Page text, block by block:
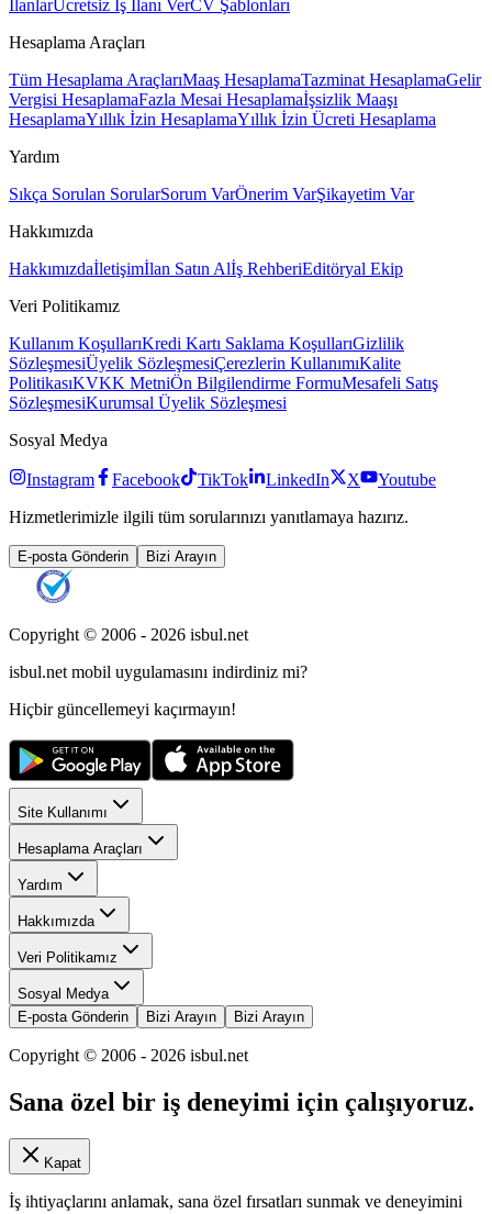
İlanlarÜcretsiz İş İlanı VerCV Şablonları
Hesaplama Araçları
Tüm Hesaplama AraçlarıMaaş HesaplamaTazminat HesaplamaGelir
Vergisi HesaplamaFazla Mesai Hesaplamaİşsizlik Maaşı
HesaplamaYıllık İzin HesaplamaYıllık İzin Ücreti Hesaplama
Yardım
Sıkça Sorulan SorularSorum VarÖnerim VarŞikayetim Var
Hakkımızda
Hakkımızdaİletişimİlan Satın Alİş RehberiEditöryal Ekip
Veri Politikamız
Kullanım KoşullarıKredi Kartı Saklama KoşullarıGizlilik
SözleşmesiÜyelik SözleşmesiÇerezlerin KullanımıKalite
PolitikasıKVKK MetniÖn Bilgilendirme FormuMesafeli Satış
SözleşmesiKurumsal Üyelik Sözleşmesi
Sosyal Medya
Instagram Facebook TikTok LinkedIn X
Youtube
Hizmetlerimizle ilgili tüm sorularınızı yanıtlamaya hazırız.
E-posta Gönderin Bizi Arayın
Copyright © 2006 - 2026 isbul.net
isbul.net mobil uygulamasını indirdiniz mi?
Hiçbir güncellemeyi kaçırmayın!
Site Kullanımı
Hesaplama Araçları
Yardım
Hakkımızda
Veri Politikamız
Sosyal Medya
E-posta Gönderin
Bizi Arayın Bizi Arayın
Copyright © 2006 - 2026 isbul.net
Sana özel bir iş deneyimi için çalışıyoruz.
Kapat
İş ihtiyaçlarını anlamak, sana özel fırsatları sunmak ve deneyimini